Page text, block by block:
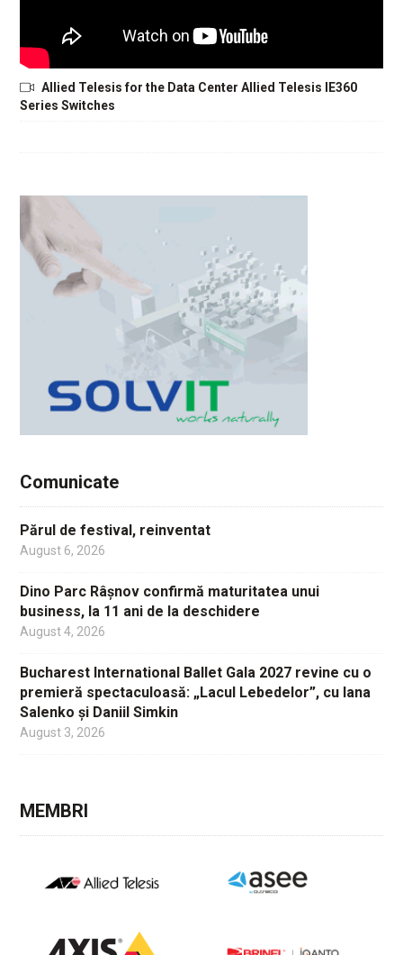
Allied Telesis for the Data Center Allied Telesis IE360
Series Switches
Comunicate
Părul de festival, reinventat
August 6, 2026
Dino Parc Râșnov confirmă maturitatea unui
business, la 11 ani de la deschidere
August 4, 2026
Bucharest International Ballet Gala 2027 revine cu o
premieră spectaculoasă: „Lacul Lebedelor”, cu Iana
Salenko și Daniil Simkin
August 3, 2026
MEMBRI